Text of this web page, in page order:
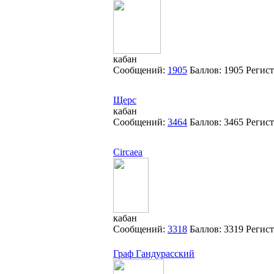
кабан
Сообщений: 1905 Баллов: 1905
Щерс
кабан
Сообщений: 3464 Баллов: 3465
Circaea
кабан
Сообщений: 3318 Баллов: 3319
Граф Гандурасский